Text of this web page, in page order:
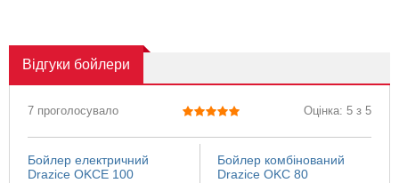
Відгуки бойлери
7 проголосувало Оцінка: 5 з 5
Бойлер електричний
Drazice OKCE 100
Бойлер комбінований
Drazice OKC 80